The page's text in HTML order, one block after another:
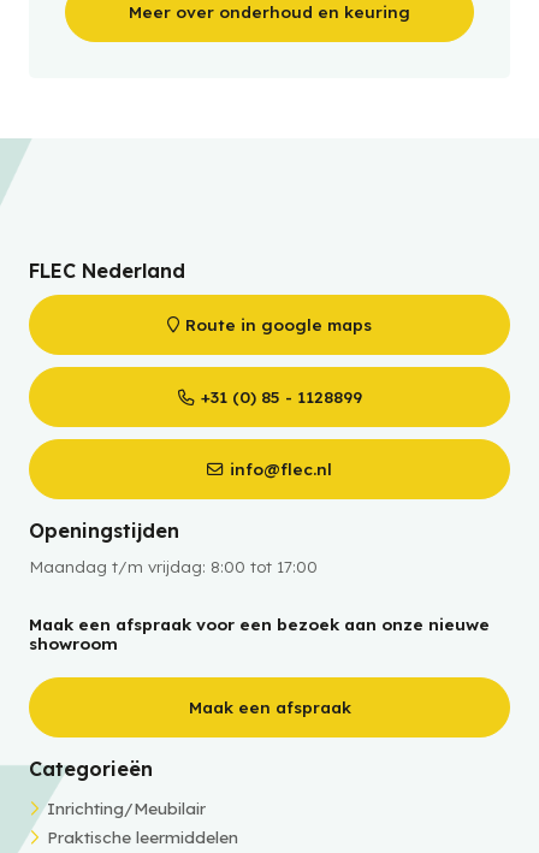
Meer over onderhoud en keuring
FLEC Nederland
Route in google maps
+31 (0) 85 - 1128899
info@flec.nl
Openingstijden
Maandag t/m vrijdag: 8:00 tot 17:00
Maak een afspraak voor een bezoek aan onze nieuwe
showroom
Maak een afspraak
Categorieën
Inrichting/Meubilair
Praktische leermiddelen